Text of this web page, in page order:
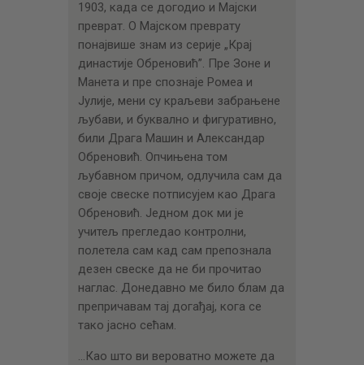
1903, када се догодио и Мајски
преврат. О Мајском преврату
понајвише знам из серије „Крај
династије Обреновић”. Пре Зоне и
Манета и пре спознаје Ромеа и
Јулије, мени су краљеви забрањене
љубави, и буквално и фигуративно,
били Драга Машин и Александар
Обреновић. Опчињена том
љубавном причом, одлучила сам да
своје свеске потписујем као Драга
Обреновић. Једном док ми је
учитељ прегледао контролни,
полетела сам кад сам препознала
дезен свеске да не би прочитао
наглас. Донедавно ме било блам да
препричавам тај догађај, кога се
тако јасно сећам.
…Као што ви вероватно можете да